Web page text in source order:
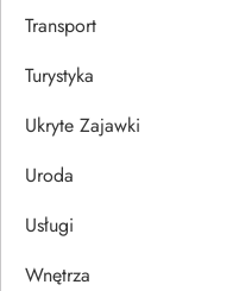
Transport
Turystyka
Ukryte Zajawki
Uroda
Usługi
Wnętrza